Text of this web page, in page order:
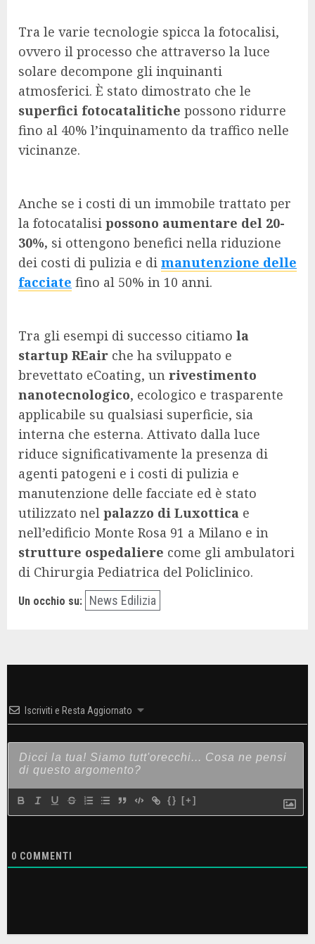
Tra le varie tecnologie spicca la fotocalisi,
ovvero il processo che attraverso la luce
solare decompone gli inquinanti
atmosferici. È stato dimostrato che le
superfici fotocatalitiche possono ridurre
fino al 40% l’inquinamento da traffico nelle
vicinanze.
Anche se i costi di un immobile trattato per
la fotocatalisi possono aumentare del 20-
30%, si ottengono benefici nella riduzione
dei costi di pulizia e di manutenzione delle
facciate fino al 50% in 10 anni.
Tra gli esempi di successo citiamo la
startup REair che ha sviluppato e
brevettato eCoating, un rivestimento
nanotecnologico, ecologico e trasparente
applicabile su qualsiasi superficie, sia
interna che esterna. Attivato dalla luce
riduce significativamente la presenza di
agenti patogeni e i costi di pulizia e
manutenzione delle facciate ed è stato
utilizzato nel palazzo di Luxottica e
nell’edificio Monte Rosa 91 a Milano e in
strutture ospedaliere come gli ambulatori
di Chirurgia Pediatrica del Policlinico.
Un occhio su: News Edilizia
Iscriviti e Resta Aggiornato
{} [+]
0 COMMENTI